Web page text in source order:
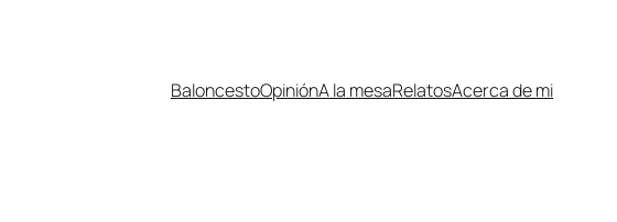
BaloncestoOpiniónA la mesaRelatosAcerca de mi